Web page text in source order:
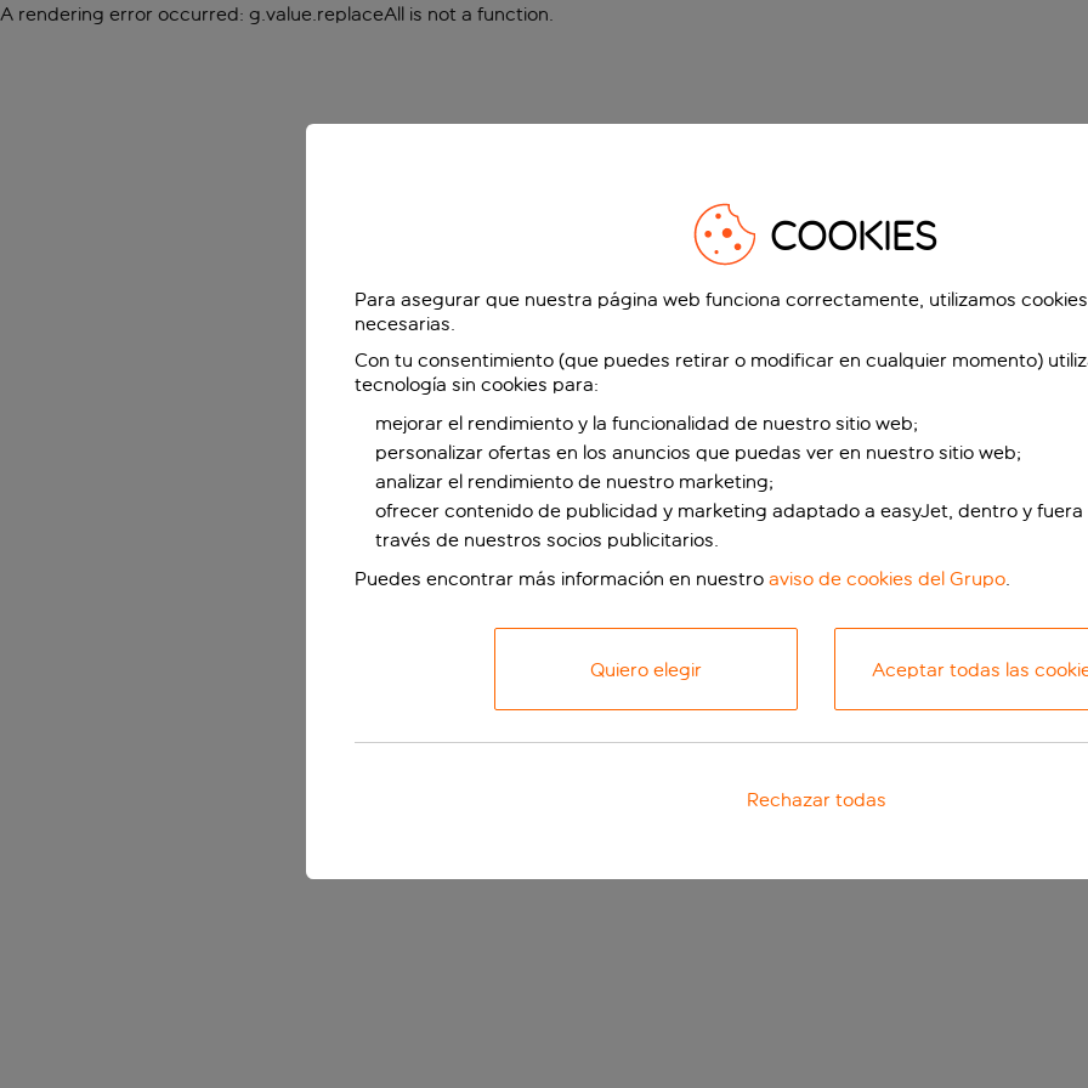
A rendering error occurred: g.value.replaceAll is not a function.
COOKIES
Para asegurar que nuestra página web funciona correctamente, utilizamos
necesarias.
Con tu consentimiento (que puedes retirar o modificar en cualquier momento)
tecnología sin cookies para:
mejorar el rendimiento y la funcionalidad de nuestro sitio web;
personalizar ofertas en los anuncios que puedas ver en nuestro sitio web;
analizar el rendimiento de nuestro marketing;
ofrecer contenido de publicidad y marketing adaptado a easyJet, dentro y
través de nuestros socios publicitarios.
Puedes encontrar más información en nuestro aviso de cookies del Grupo.
Quiero elegir Aceptar todas las
Rechazar todas